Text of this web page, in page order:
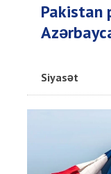
Pakistan
Siyasət